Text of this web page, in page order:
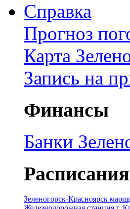
Справка
Прогноз
Карта
Запись на
Финансы
Банки
Расписания
Зеленогорск-Красноярск